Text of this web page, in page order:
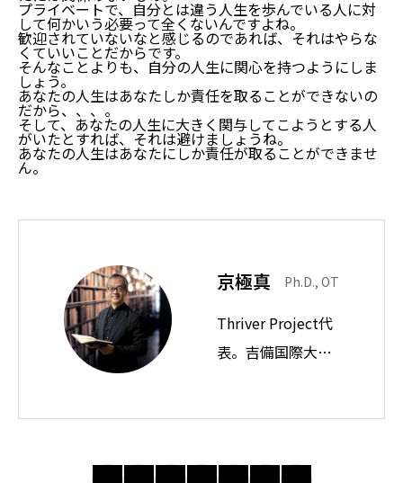
プライベートで、自分とは違う人生を歩んでいる人に対
して何かいう必要って全くないんですよね。
歓迎されていないなと感じるのであれば、それはやらな
くていいことだからです。
そんなことよりも、自分の人生に関心を持つようにしま
しょう。
あなたの人生はあなたしか責任を取ることができないの
だから、、、。
そして、あなたの人生に大きく関与してこようとする人
がいたとすれば、それは避けましょうね。
あなたの人生はあなたにしか責任が取ることができませ
ん。
京極真 Ph.D., OT
Thriver Project代
表。吉備国際大学
問い直し、分かり